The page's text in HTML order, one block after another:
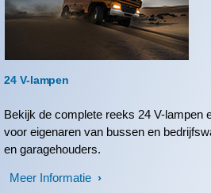
24 V-lampen
Bekijk de complete reeks 24 V-lampen
voor eigenaren van bussen en
en garagehouders.
Meer Informatie